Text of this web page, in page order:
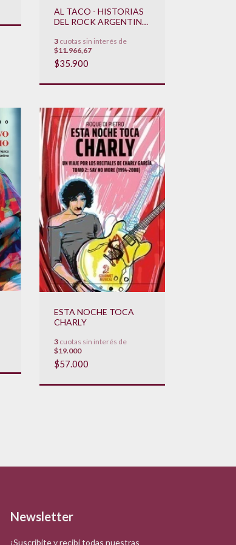
AL TACO - HISTORIAS
DEL ROCK ARGENTINO
(1954-1999)
3cuotas sin interés de
$11.966,67
$35.900
ESTA NOCHE TOCA
CHARLY
3cuotas sin interés de
$19.000
$57.000
Newsletter
¡Suscribite y recibí todas nuestras